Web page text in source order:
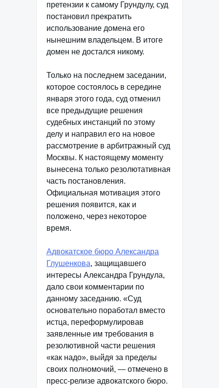
претензии к самому Грундулу, суд
постановил прекратить
использование домена его
нынешним владельцем. В итоге
домен не достался никому.
Только на последнем заседании,
которое состоялось в середине
января этого года, суд отменил
все предыдущие решения
судебных инстанций по этому
делу и направил его на новое
рассмотрение в арбитражный суд
Москвы. К настоящему моменту
вынесена только резолютативная
часть постановления.
Официальная мотивация этого
решения появится, как и
положено, через некоторое
время.
Адвокатское бюро Александра
Глушенкова, защищавшего
интересы Александра Грундула,
дало свои комментарии по
данному заседанию. «Суд
основательно поработал вместо
истца, переформулировав
заявленные им требования в
резолютивной части решения
«как надо», выйдя за пределы
своих полномочий, — отмечено в
пресс-релизе адвокатского бюро.